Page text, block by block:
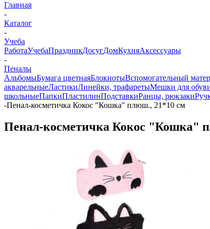
Главная
-
Каталог
-
Учеба
РаботаУчебаПраздникДосугДомКухняАксессуары
-
Пеналы
АльбомыБумага цветнаяБлокнотыВспомогательный
акварельныеЛастикиЛинейки, трафаретыМешки для
школьныеПапкиПластилинПодставкиРанцы, рюкзаки
-Пенал-косметичка Кокос "Кошка" плюш., 21*10 см
Пенал-косметичка Кокос "Кошка"